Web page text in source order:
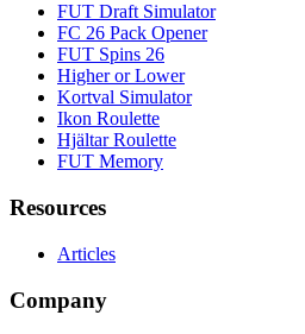
FUT Draft Simulator
FC 26 Pack Opener
FUT Spins 26
Higher or Lower
Kortval Simulator
Ikon Roulette
Hjältar Roulette
FUT Memory
Resources
Articles
Company